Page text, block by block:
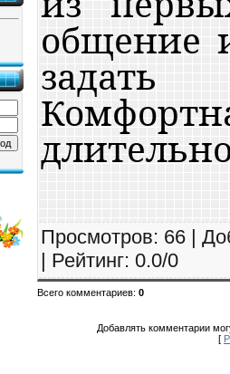
общение
Просмотров: 66 |
| Рейтинг: 0.0/0
Всего комментариев: 0
Добавлять комментарии
[